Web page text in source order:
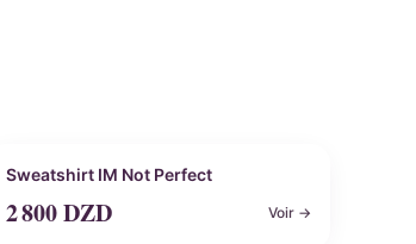
Personnalisable
Sweatshirt IM Not Perfect
2 800DZD Voir →